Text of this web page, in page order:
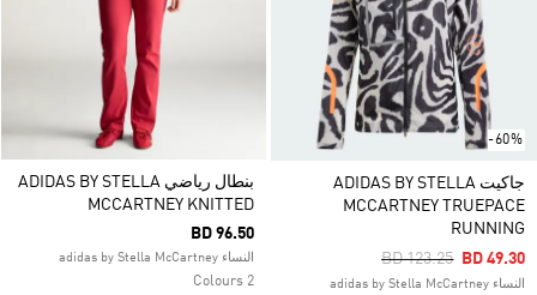
-60%
جاكيت ADIDAS BY STELLA
MCCARTNEY TRUEPACE
RUNNING
Price Reduced From
BD 123.25ToBD 49.30
النساء adidas by Stella McCartney
بنطال رياضي ADIDAS BY STELLA
MCCARTNEY KNITTED
BD 96.50
النساء adidas by Stella McCartney
2 Colours